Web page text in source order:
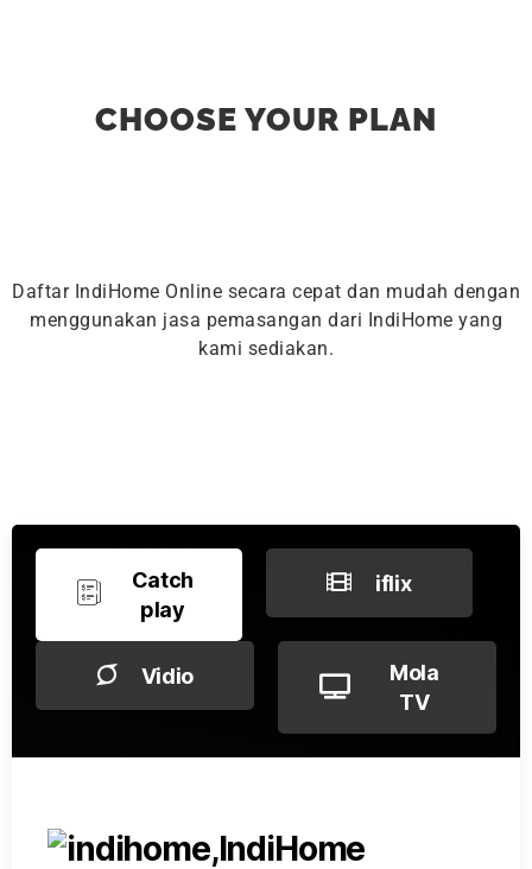
CHOOSE YOUR PLAN
Daftar IndiHome Online secara cepat dan mudah dengan
menggunakan jasa pemasangan dari IndiHome yang
kami sediakan.
Catch
play
iflix
Vidio
Mola
TV